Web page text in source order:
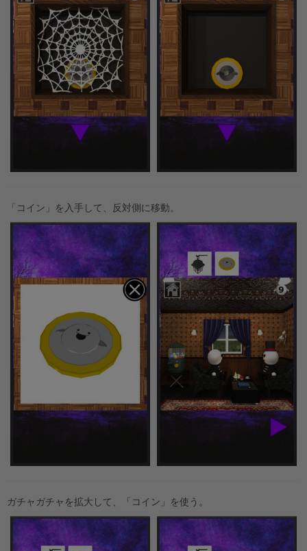
「コイン」を入手して、反対側に移動。
ガチャガチャを拡大して、「コイン」を使う。